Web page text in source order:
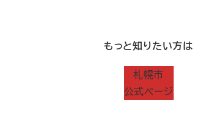
もっと知りたい方は
札幌市
公式ページ